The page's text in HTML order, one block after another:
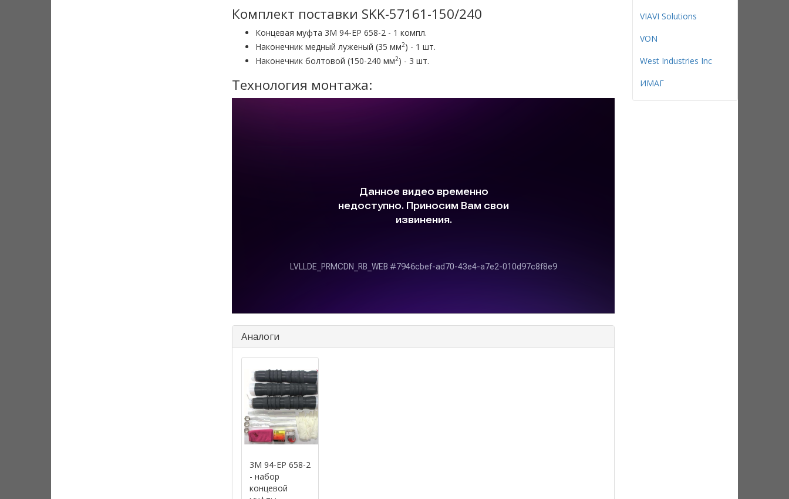
Комплект поставки SKK-57161-150/240
Концевая муфта 3M 94-EP 658-2 - 1 компл.
Наконечник медный луженый (35 мм2) - 1 шт.
Наконечник болтовой (150-240 мм2) - 3 шт.
Технология монтажа:
Аналоги
3M 94-EP 658-2
- набор
концевой
VIAVI Solutions
VON
West Industries Inc
ИМАГ